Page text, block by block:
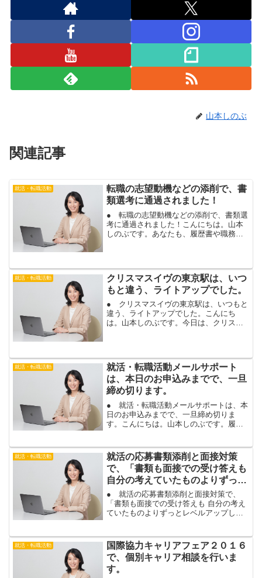
山本しのぶ
関連記事
就活・転職活動
転職の志望動機などの添削で、書
類選考に通過されました！
● 転職の志望動機などの添削で、書類選
考に通過されました！こんにちは。山本
しのぶです。あなたも、履歴書や職務経
ージから、企業理念や特...
就活・転職活動
クリスマスイヴの東京駅は、いつ
もと違う、ライトアップでした。
● クリスマスイヴの東京駅は、いつもと
違う、ライトアップでした。こんにち
は。山本しのぶです。今日は、クリスマ
ています。昨日のクリスマス...
就活・転職活動
就活・転職活動メールサポート
は、本日のお申込みまでで、一旦
締め切ります。
● 就活・転職活動メールサポートは、本
日のお申込みまでで、一旦締め切りま
す。こんにちは。山本しのぶです。履歴
ービスですが、７月３１日のお申込みま
でで、一旦ストップさせて...
就活・転職活動
就活の応募書類添削と面接対策
で、「書類も面接での受け答えも
自分の考えていたものよりずっと
レベルアップしました。」
● 就活の応募書類添削と面接対策で、
「書類も面接での受け答えも 自分の考え
ていたものよりずっとレベルアップしま
ベルアップしますよ。就活は、履歴書や
エントリーシート、面接...
就活・転職活動
国際協力キャリアフェア２０１６
で、個別キャリア相談を行いま
す。